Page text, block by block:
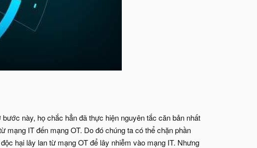
này, họ chắc hẳn đã thực hiện nguyên tắc căn bản nhất
mạng IT đến mạng OT. Do đó chúng ta có thể chặn phần
hại lây lan từ mạng OT để lây nhiễm vào mạng IT. Nhưng